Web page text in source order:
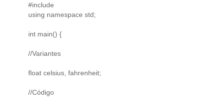
#include
using namespace std;
int main() {
//Variantes
float celsius, fahrenheit;
//Código